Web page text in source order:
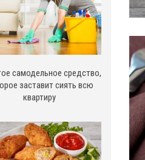
самодельное средство,
заставит сиять всю
квартиру